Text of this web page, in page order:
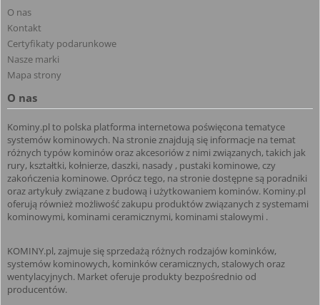
O nas
Kontakt
Certyfikaty podarunkowe
Nasze marki
Mapa strony
O nas
Kominy.pl to polska platforma internetowa poświęcona tematyce
systemów kominowych. Na stronie znajdują się informacje na temat
różnych typów kominów oraz akcesoriów z nimi związanych, takich jak
rury, kształtki, kołnierze, daszki, nasady , pustaki kominowe, czy
zakończenia kominowe. Oprócz tego, na stronie dostępne są poradniki
oraz artykuły związane z budową i użytkowaniem kominów. Kominy.pl
oferują również możliwość zakupu produktów związanych z systemami
kominowymi, kominami ceramicznymi, kominami stalowymi .
KOMINY.pl, zajmuje się sprzedażą różnych rodzajów kominków,
systemów kominowych, kominków ceramicznych, stalowych oraz
wentylacyjnych. Market oferuje produkty bezpośrednio od
producentów.